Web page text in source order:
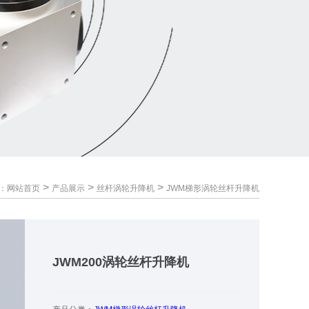
网站首页 > 产品展示 > 丝杆涡轮升降机 > JWM梯形涡轮丝杆升降机
JWM200涡轮丝杆升降机